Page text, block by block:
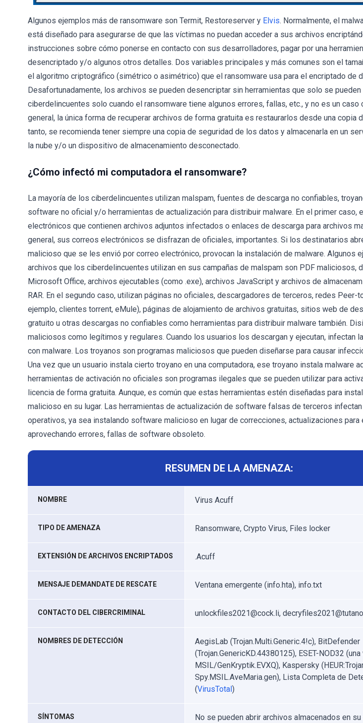
Algunos ejemplos más de ransomware son Termit, Restoreserver y Elvis. Normalmente, el
está diseñado para asegurarse de que las víctimas no puedan acceder a sus archivos
instrucciones sobre cómo ponerse en contacto con sus desarrolladores, pagar por una
desencriptado y/o algunos otros detalles. Dos variables principales y más comunes son el
el algoritmo criptográfico (simétrico o asimétrico) que el ransomware usa para el encriptado de
Desafortunadamente, los archivos se pueden desencriptar sin herramientas que solo se pueden
ciberdelincuentes solo cuando el ransomware tiene algunos errores, fallas, etc., y no es un caso
general, la única forma de recuperar archivos de forma gratuita es restaurarlos desde una copia
tanto, se recomienda tener siempre una copia de seguridad de los datos y almacenarla en un
la nube y/o un dispositivo de almacenamiento desconectado.
¿Cómo infectó mi computadora el ransomware?
La mayoría de los ciberdelincuentes utilizan malspam, fuentes de descarga no confiables,
software no oficial y/o herramientas de actualización para distribuir malware. En el primer caso,
electrónicos que contienen archivos adjuntos infectados o enlaces de descarga para archivos
general, sus correos electrónicos se disfrazan de oficiales, importantes. Si los destinatarios
malicioso que se les envió por correo electrónico, provocan la instalación de malware. Algunos
archivos que los ciberdelincuentes utilizan en sus campañas de malspam son PDF maliciosos,
Microsoft Office, archivos ejecutables (como .exe), archivos JavaScript y archivos de
RAR. En el segundo caso, utilizan páginas no oficiales, descargadores de terceros, redes Peer-
ejemplo, clientes torrent, eMule), páginas de alojamiento de archivos gratuitas, sitios web de
gratuito u otras descargas no confiables como herramientas para distribuir malware también.
maliciosos como legítimos y regulares. Cuando los usuarios los descargan y ejecutan, infectan
con malware. Los troyanos son programas maliciosos que pueden diseñarse para causar
Una vez que un usuario instala cierto troyano en una computadora, ese troyano instala malware
herramientas de activación no oficiales son programas ilegales que se pueden utilizar para
licencia de forma gratuita. Aunque, es común que estas herramientas estén diseñadas para
malicioso en su lugar. Las herramientas de actualización de software falsas de terceros
operativos, ya sea instalando software malicioso en lugar de correcciones, actualizaciones para
aprovechando errores, fallas de software obsoleto.
RESUMEN DE LA AMENAZA:
NOMBRE Virus Acuff
TIPO DE AMENAZA Ransomware, Crypto Virus, Files locker
EXTENSIÓN DE ARCHIVOS ENCRIPTADOS .Acuff
MENSAJE DEMANDATE DE RESCATE Ventana emergente (info.hta), info.txt
CONTACTO DEL CIBERCRIMINAL unlockfiles2021@cock.li,
NOMBRES DE DETECCIÓN
AegisLab (Trojan.Multi.Generic.4!c), BitDefender
(Trojan.GenericKD.44380125), ESET-NOD32
MSIL/GenKryptik.EVXQ), Kaspersky
Spy.MSIL.AveMaria.gen), Lista Completa de
(VirusTotal)
SÍNTOMAS No se pueden abrir archivos almacenados en